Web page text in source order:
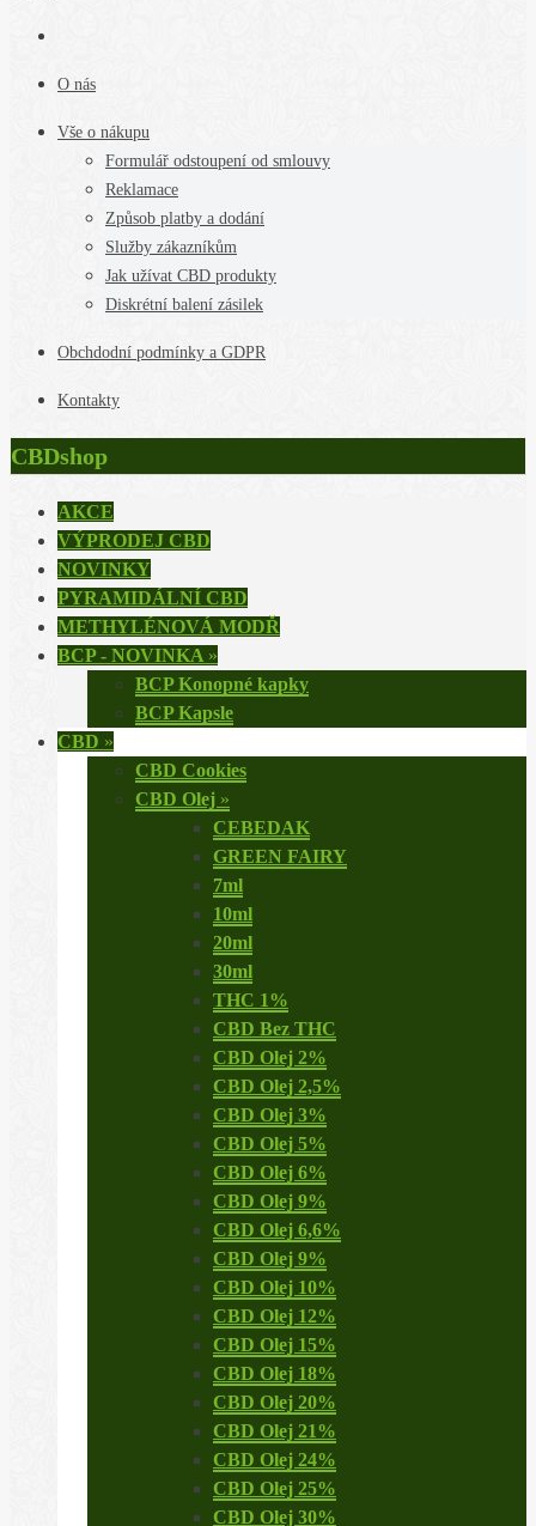
O nás
Vše o nákupu
Formulář odstoupení od smlouvy
Reklamace
Způsob platby a dodání
Služby zákazníkům
Jak užívat CBD produkty
Diskrétní balení zásilek
Obchdodní podmínky a GDPR
Kontakty
CBDshop
AKCE
VÝPRODEJ CBD
NOVINKY
PYRAMIDÁLNÍ CBD
METHYLÉNOVÁ MODŘ
BCP - NOVINKA »
BCP Konopné kapky
BCP Kapsle
CBD »
CBD Cookies
CBD Olej »
CEBEDAK
GREEN FAIRY
7ml
10ml
20ml
30ml
THC 1%
CBD Bez THC
CBD Olej 2%
CBD Olej 2,5%
CBD Olej 3%
CBD Olej 5%
CBD Olej 6%
CBD Olej 9%
CBD Olej 6,6%
CBD Olej 9%
CBD Olej 10%
CBD Olej 12%
CBD Olej 15%
CBD Olej 18%
CBD Olej 20%
CBD Olej 21%
CBD Olej 24%
CBD Olej 25%
CBD Olej 30%